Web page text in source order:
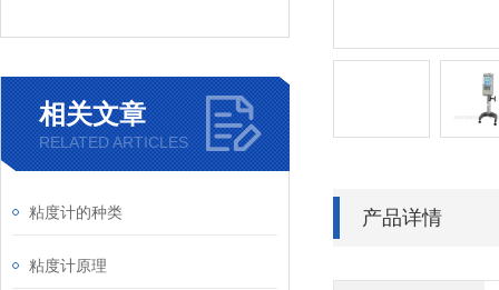
相关文章
RELATED ARTICLES
粘度计的种类
粘度计原理
产品详情